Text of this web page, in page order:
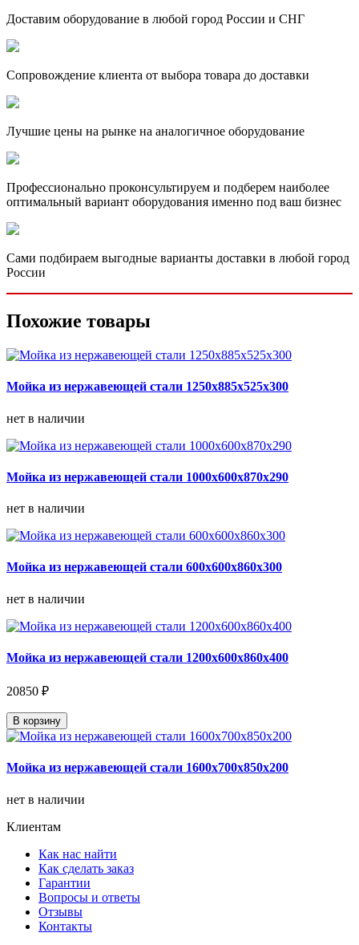
Доставим оборудование в любой город России и СНГ
Сопровождение клиента от выбора товара до доставки
Лучшие цены на рынке на аналогичное оборудование
Профессионально проконсультируем и подберем наиболее
оптимальный вариант оборудования именно под ваш бизнес
Сами подбираем выгодные варианты доставки в любой город
России
Похожие товары
Мойка из нержавеющей стали 1250х885х525х300
нет в наличии
Мойка из нержавеющей стали 1000х600х870х290
нет в наличии
Мойка из нержавеющей стали 600х600х860х300
нет в наличии
Мойка из нержавеющей стали 1200х600х860х400
20850 ₽
В корзину
Мойка из нержавеющей стали 1600х700х850х200
нет в наличии
Клиентам
Как нас найти
Как сделать заказ
Гарантии
Вопросы и ответы
Отзывы
Контакты